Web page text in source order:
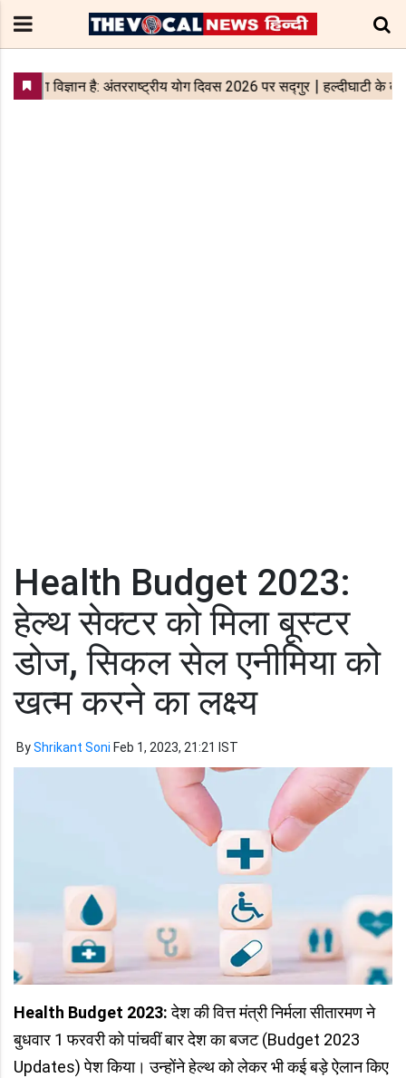
Health Budget 2023:
हेल्थ सेक्टर को मिला बूस्टर
डोज, सिकल सेल एनीमिया को
खत्म करने का लक्ष्य
ByShrikant Soni Feb 1, 2023, 21:21 IST
Health Budget 2023:देश की वित्त मंत्री निर्मला सीतारमण ने
बुधवार 1 फरवरी को पांचवीं बार देश का बजट (Budget 2023
Updates) पेश किया। उन्‍होंने हेल्‍थ को लेकर भी कई बड़े ऐलान किए